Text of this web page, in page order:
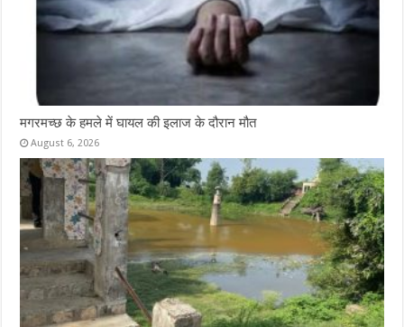
मगरमच्छ के हमले में घायल की इलाज के दौरान मौत
August 6, 2026